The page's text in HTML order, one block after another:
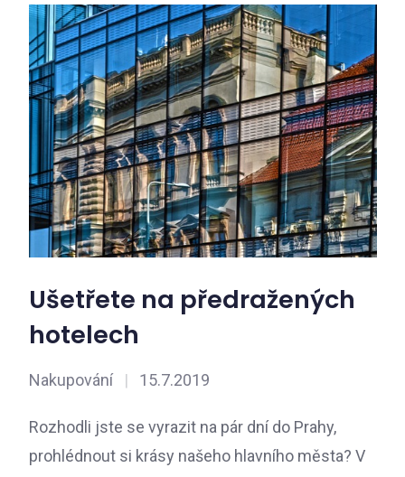
Ušetřete na předražených
hotelech
Nakupování | 15.7.2019
Rozhodli jste se vyrazit na pár dní do Prahy,
prohlédnout si krásy našeho hlavního města? V